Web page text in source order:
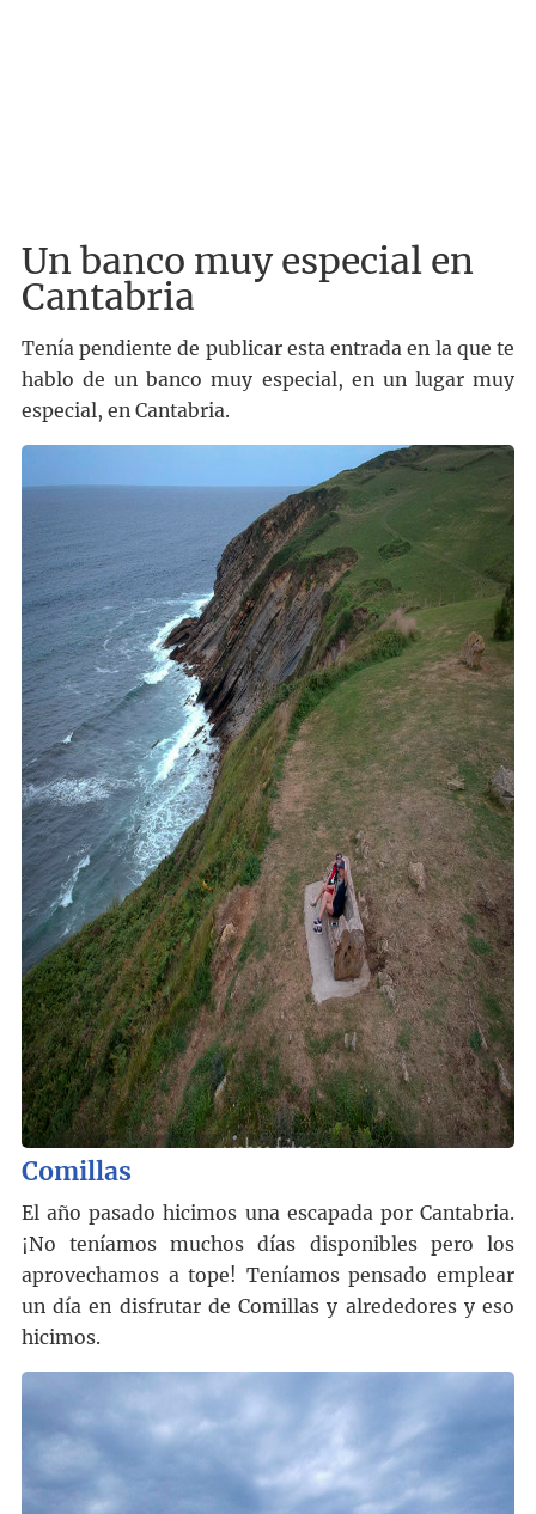
Un banco muy especial en
Cantabria
Tenía pendiente de publicar esta entrada en la que te
hablo de un banco muy especial, en un lugar muy
especial, en Cantabria.
Comillas
El año pasado hicimos una escapada por Cantabria.
¡No teníamos muchos días disponibles pero los
aprovechamos a tope! Teníamos pensado emplear
un día en disfrutar de Comillas y alrededores y eso
hicimos.